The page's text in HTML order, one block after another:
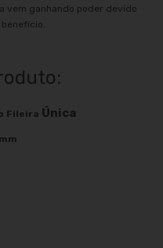
vem ganhando poder devido
Fileira Única